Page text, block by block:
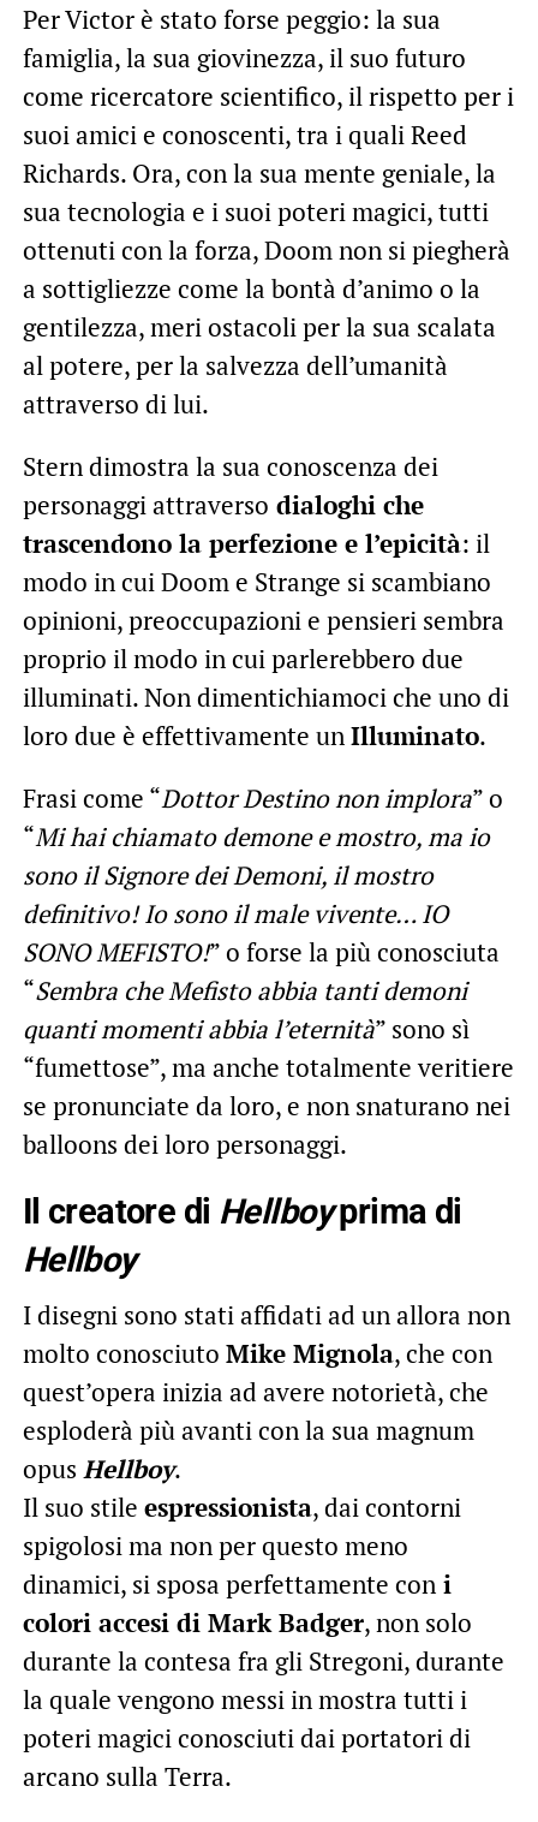
Per Victor è stato forse peggio: la sua
famiglia, la sua giovinezza, il suo futuro
come ricercatore scientifico, il rispetto per i
suoi amici e conoscenti, tra i quali Reed
Richards. Ora, con la sua mente geniale, la
sua tecnologia e i suoi poteri magici, tutti
ottenuti con la forza, Doom non si piegherà
a sottigliezze come la bontà d’animo o la
gentilezza, meri ostacoli per la sua scalata
al potere, per la salvezza dell’umanità
attraverso di lui.
Stern dimostra la sua conoscenza dei
personaggi attraverso dialoghi che
trascendono la perfezione e l’epicità: il
modo in cui Doom e Strange si scambiano
opinioni, preoccupazioni e pensieri sembra
proprio il modo in cui parlerebbero due
illuminati. Non dimentichiamoci che uno di
loro due è effettivamente unIlluminato.
Frasi come “Dottor Destino non implora” o
“Mi hai chiamato demone e mostro, ma io
sono il Signore dei Demoni, il mostro
definitivo! Io sono il male vivente… IO
SONO MEFISTO!” o forse la più conosciuta
“Sembra che Mefisto abbia tanti demoni
quanti momenti abbia l’eternità” sono sì
“fumettose”, ma anche totalmente veritiere
se pronunciate da loro, e non snaturano nei
balloons dei loro personaggi.
Il creatore di Hellboyprima di
Hellboy
I disegni sono stati affidati ad un allora non
molto conosciuto Mike Mignola, che con
quest’opera inizia ad avere notorietà, che
esploderà più avanti con la sua magnum
opus Hellboy.
Il suo stile espressionista, dai contorni
spigolosi ma non per questo meno
dinamici, si sposa perfettamente coni
colori accesi di Mark Badger, non solo
durante la contesa fra gli Stregoni, durante
la quale vengono messi in mostra tutti i
poteri magici conosciuti dai portatori di
arcano sulla Terra.